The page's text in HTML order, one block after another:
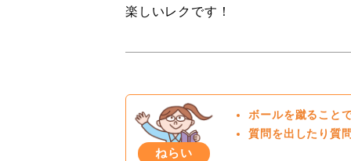
楽しいレクです！
ねらい
ボールを蹴ること
質問を出したり質